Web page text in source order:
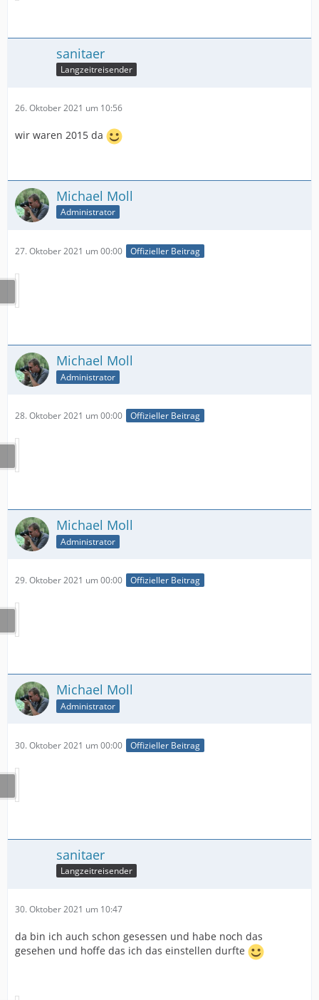
sanitaer
Langzeitreisender
26. Oktober 2021 um 10:56
wir waren 2015 da
Michael Moll
Administrator
27. Oktober 2021 um 00:00 Offizieller Beitrag
Michael Moll
Administrator
28. Oktober 2021 um 00:00 Offizieller Beitrag
Michael Moll
Administrator
29. Oktober 2021 um 00:00 Offizieller Beitrag
Michael Moll
Administrator
30. Oktober 2021 um 00:00 Offizieller Beitrag
sanitaer
Langzeitreisender
30. Oktober 2021 um 10:47
da bin ich auch schon gesessen und habe noch das
gesehen und hoffe das ich das einstellen durfte